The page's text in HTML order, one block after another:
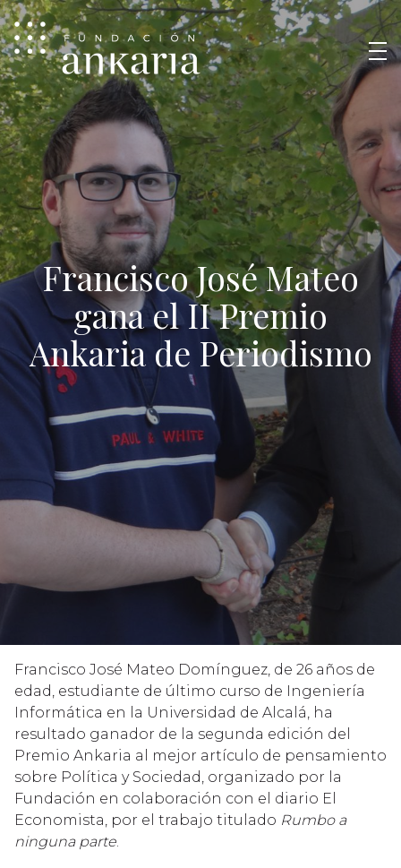
Francisco José Mateo
gana el II Premio
Ankaria de Periodismo
Francisco José Mateo Domínguez, de 26 años de
edad, estudiante de último curso de Ingeniería
Informática en la Universidad de Alcalá, ha
resultado ganador de la segunda edición del
Premio Ankaria al mejor artículo de pensamiento
sobre Política y Sociedad, organizado por la
Fundación en colaboración con el diario El
Economista, por el trabajo titulado Rumbo a
ninguna parte.